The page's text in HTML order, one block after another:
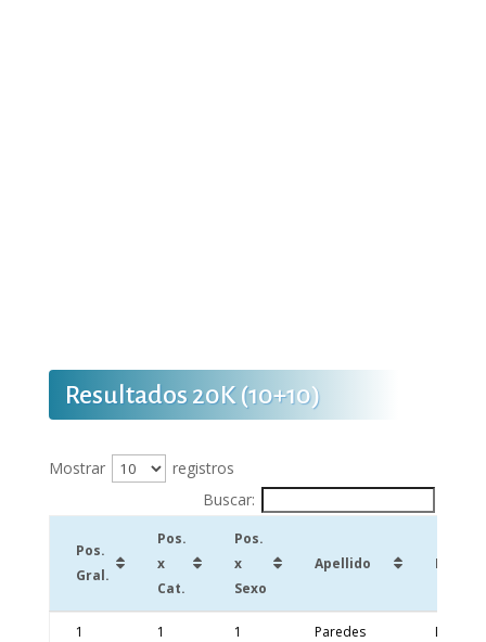
Resultados 20K (10+10)
Mostrar
registros
Buscar:
Pos.
Gral.
Pos.
x
Cat.
Pos.
x
Sexo
Apellido
Pos.
Pos.
Pos.
Apellido
1 1 1 Paredes
Dario